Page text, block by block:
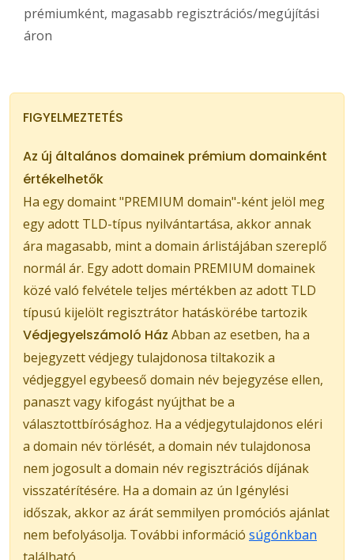
prémiumként, magasabb regisztrációs/megújítási
áron
FIGYELMEZTETÉS
Az új általános domainek prémium domainként
értékelhetők
Ha egy domaint "PREMIUM domain"-ként jelöl meg
egy adott TLD-típus nyilvántartása, akkor annak
ára magasabb, mint a domain árlistájában szereplő
normál ár. Egy adott domain PREMIUM domainek
közé való felvétele teljes mértékben az adott TLD
típusú kijelölt regisztrátor hatáskörébe tartozik
Védjegyelszámoló Ház Abban az esetben, ha a
bejegyzett védjegy tulajdonosa tiltakozik a
védjeggyel egybeeső domain név bejegyzése ellen,
panaszt vagy kifogást nyújthat be a
választottbírósághoz. Ha a védjegytulajdonos eléri
a domain név törlését, a domain név tulajdonosa
nem jogosult a domain név regisztrációs díjának
visszatérítésére. Ha a domain az ún Igénylési
időszak, akkor az árát semmilyen promóciós ajánlat
nem befolyásolja. További információ súgónkban